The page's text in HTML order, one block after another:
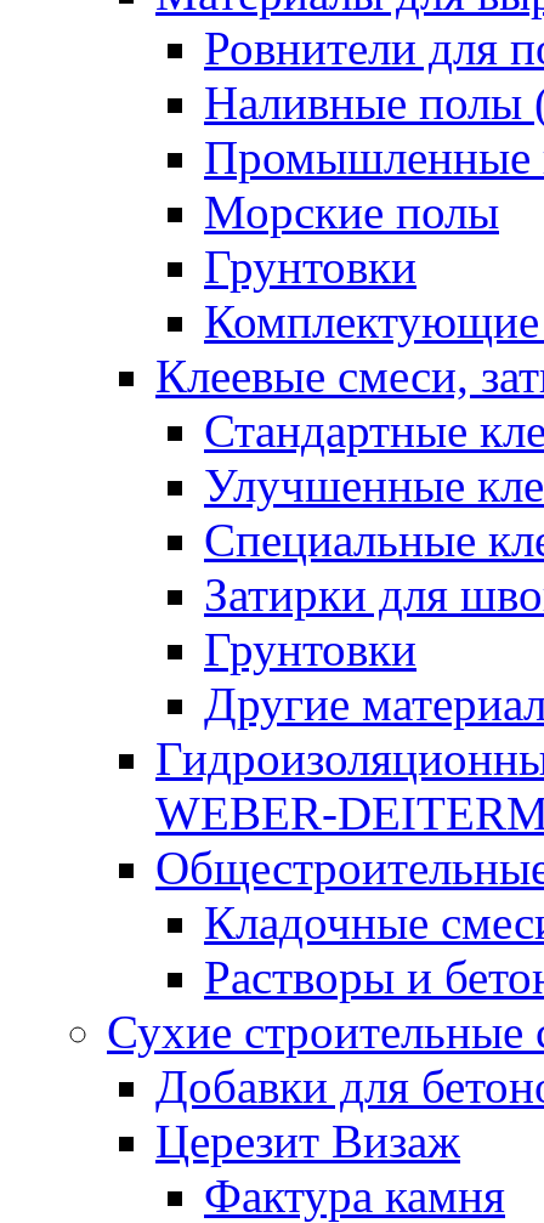
Ровнители для
Наливные полы
Промышленные
Морские полы
Грунтовки
Клеевые смеси,
Стандартные
Улучшенные
Специальные
Затирки для
Грунтовки
Другие
WEBER-
Кладочные
Растворы и
Сухие строительные
Добавки для
Церезит Визаж
Фактура камня